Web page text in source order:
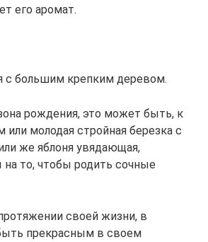
его аромат.
с большим крепким деревом.
рождения, это может быть, к
молодая стройная березка с
же яблоня увядающая,
то, чтобы родить сочные
своей жизни, в
прекрасным в своем